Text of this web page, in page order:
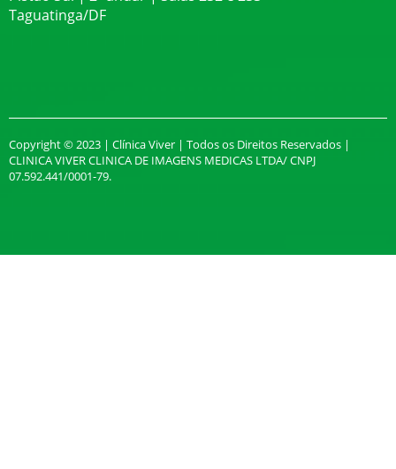
Taguatinga/DF
Copyright © 2023 | Clínica Viver | Todos os Direitos Reservados |
CLINICA VIVER CLINICA DE IMAGENS MEDICAS LTDA/ CNPJ
07.592.441/0001-79.